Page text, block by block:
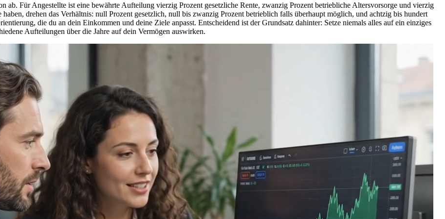
ab. Für Angestellte ist eine bewährte Aufteilung vierzig Prozent gesetzliche Rente, zwanzig Prozent betriebliche Altersvorsorge und vierzig
drehen das Verhältnis: null Prozent gesetzlich, null bis zwanzig Prozent betrieblich falls überhaupt möglich, und achtzig bis hundert
die du an dein Einkommen und deine Ziele anpasst. Entscheidend ist der Grundsatz dahinter: Setze niemals alles auf ein einziges
Aufteilungen über die Jahre auf dein Vermögen auswirken.